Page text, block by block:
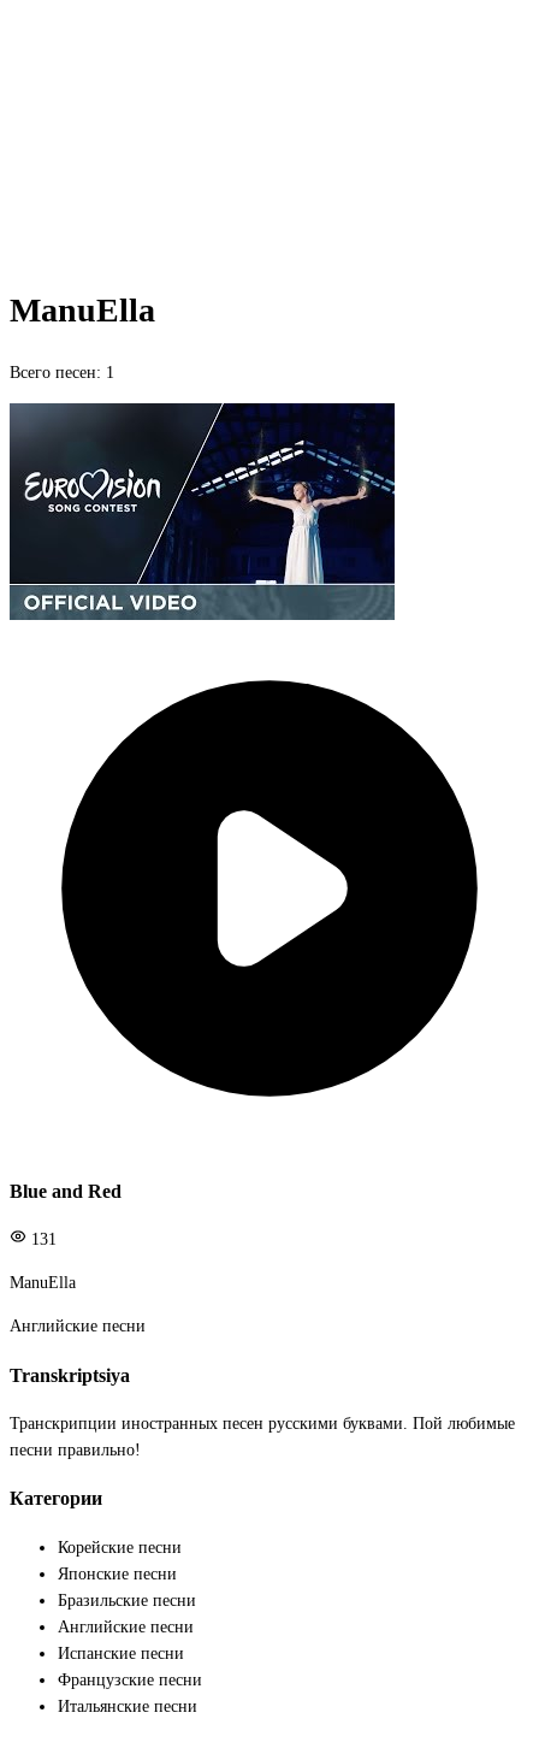
ManuElla
Всего песен: 1
Blue and Red
131
ManuElla
Английские песни
Transkriptsiya
Транскрипции иностранных песен русскими буквами. Пой любимые
песни правильно!
Категории
Корейские песни
Японские песни
Бразильские песни
Английские песни
Испанские песни
Французские песни
Итальянские песни